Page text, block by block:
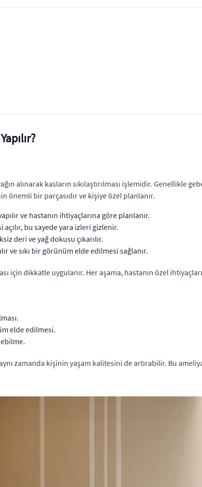
alınarak kasların sıkılaştırılması işlemidir. Genellikle
önemli bir parçasıdır ve kişiye özel planlanır.
ve hastanın ihtiyaçlarına göre planlanır.
bu sayede yara izleri gizlenir.
deri ve yağ dokusu çıkarılır.
ve sıkı bir görünüm elde edilmesi sağlanır.
için dikkatle uygulanır. Her aşama, hastanın özel
elde edilmesi.
zamanda kişinin yaşam kalitesini de artırabilir. Bu